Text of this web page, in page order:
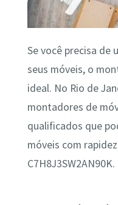
Se você precisa de
seus móveis, o
ideal. No Rio de
montadores de
qualificados que
móveis com
C7H8J3SW2AN90K.